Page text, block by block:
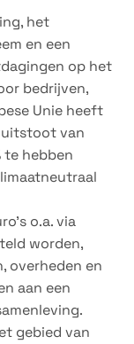
het
en een
op het
bedrijven,
Unie heeft
van
te hebben
o.a. via
worden,
overheden en
aan een
gebied van